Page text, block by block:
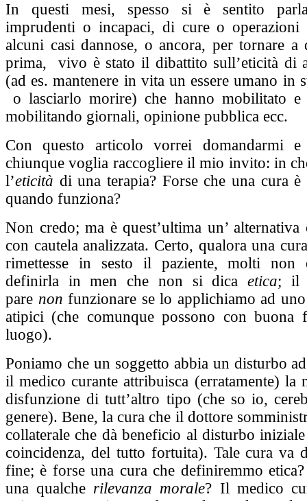
In questi mesi, spesso si è sentito
imprudenti o incapaci, di cure o operazioni
alcuni casi dannose, o ancora, per tornare a
prima, vivo è stato il dibattito sull’eticità di
(ad es. mantenere in vita un essere umano in
o lasciarlo morire) che hanno mobilitato e
mobilitando giornali, opinione pubblica ecc.
Con questo articolo vorrei domandarmi e
chiunque voglia raccogliere il mio invito: in
l’eticità di una terapia? Forse che una cura è
quando funziona?
Non credo; ma è quest’ultima un’ alternativa
con cautela analizzata. Certo, qualora una
rimettesse in sesto il paziente, molti non
definirla in men che non si dica etica; il
pare non funzionare se lo applichiamo ad
atipici (che comunque possono con buona
luogo).
Poniamo che un soggetto abbia un disturbo
il medico curante attribuisca (erratamente) la
disfunzione di tutt’altro tipo (che so io,
genere). Bene, la cura che il dottore
collaterale che dà beneficio al disturbo
coincidenza, del tutto fortuita). Tale cura va
fine; è forse una cura che definiremmo
una qualche rilevanza morale? Il medico